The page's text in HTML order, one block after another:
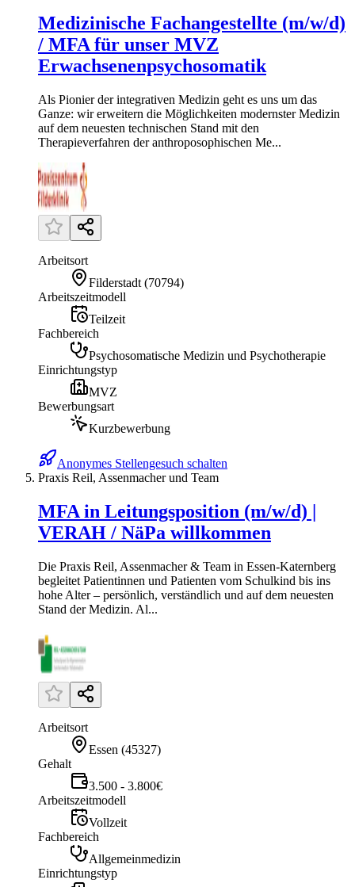
Medizinische Fachangestellte (m/w/d)
/ MFA für unser MVZ
Erwachsenenpsychosomatik
Als Pionier der integrativen Medizin geht es uns um das
Ganze: wir erweitern die Möglichkeiten modernster Medizin
auf dem neuesten technischen Stand mit den
Therapieverfahren der anthroposophischen Me...
Arbeitsort
Filderstadt (70794)
Arbeitszeitmodell
Teilzeit
Fachbereich
Psychosomatische Medizin und Psychotherapie
Einrichtungstyp
MVZ
Bewerbungsart
Kurzbewerbung
Anonymes Stellengesuch schalten
Praxis Reil, Assenmacher und Team
MFA in Leitungsposition (m/w/d) |
VERAH / NäPa willkommen
Die Praxis Reil, Assenmacher & Team in Essen-Katernberg
begleitet Patientinnen und Patienten vom Schulkind bis ins
hohe Alter – persönlich, verständlich und auf dem neuesten
Stand der Medizin. Al...
Arbeitsort
Essen (45327)
Gehalt
3.500 - 3.800€
Arbeitszeitmodell
Vollzeit
Fachbereich
Allgemeinmedizin
Einrichtungstyp